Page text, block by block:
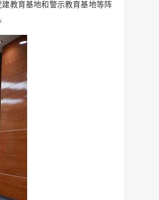
教育基地和警示教育基地等阵